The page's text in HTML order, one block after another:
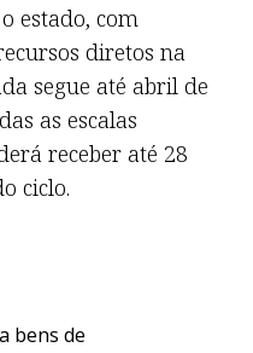
estado, com
diretos na
segue até abril de
as escalas
receber até 28
ciclo.
bens de